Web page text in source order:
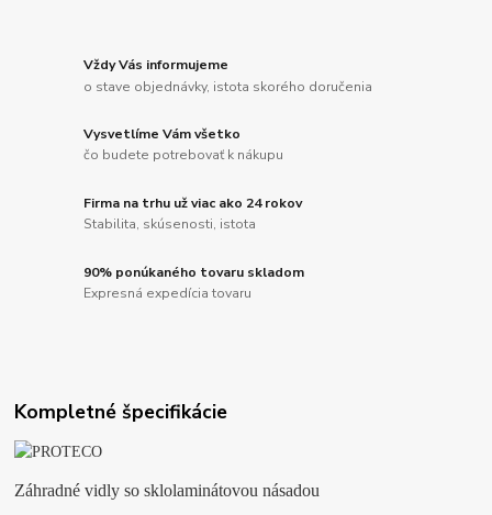
Vždy Vás informujeme
o stave objednávky, istota skorého doručenia
Vysvetlíme Vám všetko
čo budete potrebovať k nákupu
Firma na trhu už viac ako 24 rokov
Stabilita, skúsenosti, istota
90% ponúkaného tovaru skladom
Expresná expedícia tovaru
Kompletné špecifikácie
Záhradné vidly so sklolaminátovou násadou